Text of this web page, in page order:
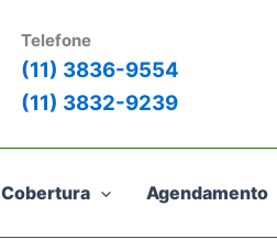
Telefone
(11) 3836-9554
(11) 3832-9239
Cobertura Agendamento